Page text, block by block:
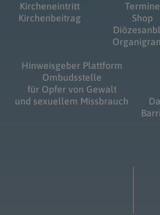
Kircheneintritt
Kirchenbeitrag
Termine
Shop
Hinweisgeber Plattform
Ombudsstelle
für Opfer von Gewalt
und sexuellem Missbrauch